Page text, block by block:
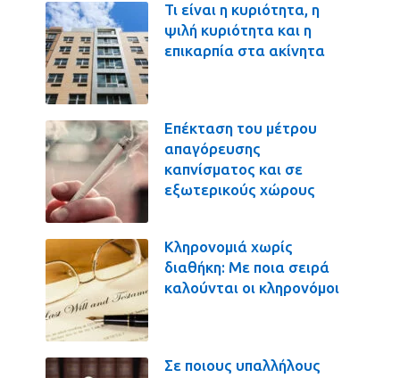
Τι είναι η κυριότητα, η
ψιλή κυριότητα και η
επικαρπία στα ακίνητα
Επέκταση του μέτρου
απαγόρευσης
καπνίσματος και σε
εξωτερικούς χώρους
Κληρονομιά χωρίς
διαθήκη: Με ποια σειρά
καλούνται οι κληρονόμοι
Σε ποιους υπαλλήλους